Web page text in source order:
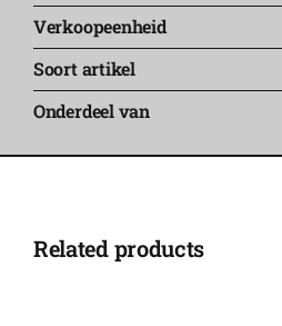
Verkoopeenheid
Soort artikel
Onderdeel van
Related products